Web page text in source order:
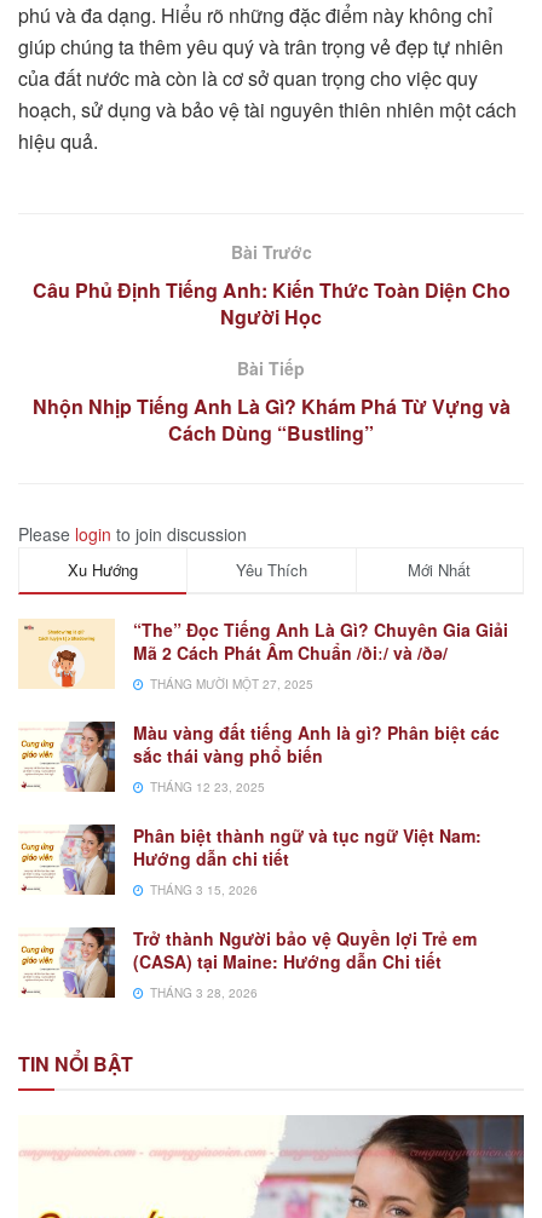
phú và đa dạng. Hiểu rõ những đặc điểm này không chỉ
giúp chúng ta thêm yêu quý và trân trọng vẻ đẹp tự nhiên
của đất nước mà còn là cơ sở quan trọng cho việc quy
hoạch, sử dụng và bảo vệ tài nguyên thiên nhiên một cách
hiệu quả.
Bài Trước
Câu Phủ Định Tiếng Anh: Kiến Thức Toàn Diện Cho
Người Học
Bài Tiếp
Nhộn Nhịp Tiếng Anh Là Gì? Khám Phá Từ Vựng và
Cách Dùng “Bustling”
Please login to join discussion
Xu Hướng Yêu Thích Mới Nhất
“The” Đọc Tiếng Anh Là Gì? Chuyên Gia Giải
Mã 2 Cách Phát Âm Chuẩn /ðiː/ và /ðə/
THÁNG MƯỜI MỘT 27, 2025
Màu vàng đất tiếng Anh là gì? Phân biệt các
sắc thái vàng phổ biến
THÁNG 12 23, 2025
Phân biệt thành ngữ và tục ngữ Việt Nam:
Hướng dẫn chi tiết
THÁNG 3 15, 2026
Trở thành Người bảo vệ Quyền lợi Trẻ em
(CASA) tại Maine: Hướng dẫn Chi tiết
THÁNG 3 28, 2026
TIN NỔI BẬT